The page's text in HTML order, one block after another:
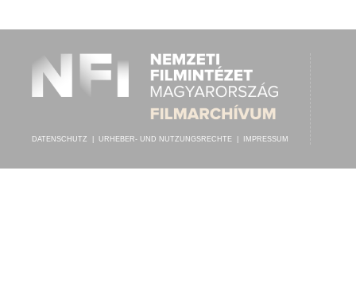
INTERPRET: BEREGI PÁL, NYIREGYHÁZAI SÁRAI ELEMÉR CIGÁNYZENEKARA
DATENSCHUTZ URHEBER- UND NUTZUNGSRECHTE IMPRESSUM